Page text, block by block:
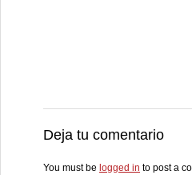
Deja tu comentario
You must be logged in to post a